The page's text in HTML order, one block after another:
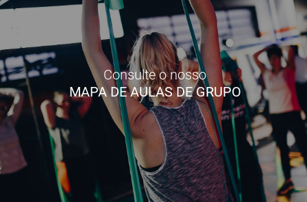
Consulte o nosso
MAPA DE AULAS DE GRUPO